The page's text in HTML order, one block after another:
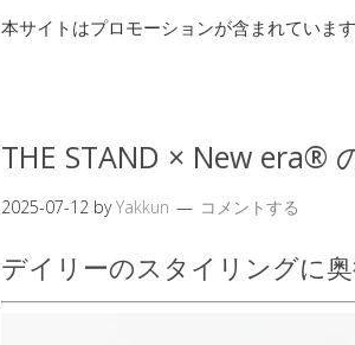
本サイトはプロモーションが含まれています
THE STAND × New era®
2025-07-12 byYakkun コメントする
デイリーのスタイリングに